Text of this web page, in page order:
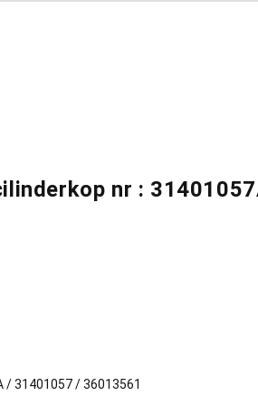
nr :
/ 31401057 / 36013561